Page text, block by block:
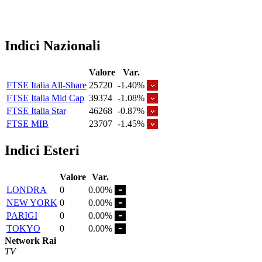
Indici Nazionali
Valore
Var.
FTSE Italia All-Share 25720 -1.40%
FTSE Italia Mid Cap 39374 -1.08%
FTSE Italia Star
46268 -0.87%
FTSE MIB
23707 -1.45%
Indici Esteri
Valore Var.
LONDRA
0
0.00%
NEW YORK 0
0.00%
PARIGI
0
0.00%
TOKYO
0
0.00%
Network Rai
TV